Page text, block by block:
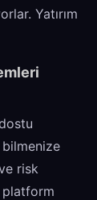
Yatırım
bilmenize
risk
platform